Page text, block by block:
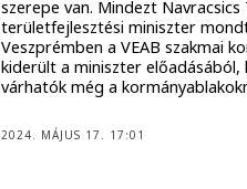
szerepe van. Mindezt
területfejlesztési miniszter
Veszprémben a VEAB szakmai
kiderült a miniszter előadásából,
várhatók még a
2024. MÁJUS 17. 17:01